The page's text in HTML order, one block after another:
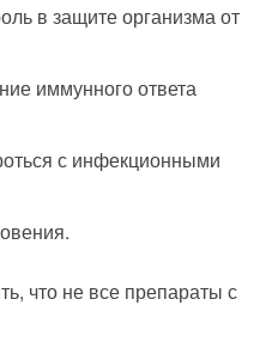
в защите организма от
иммунного ответа
с инфекционными
что не все препараты с